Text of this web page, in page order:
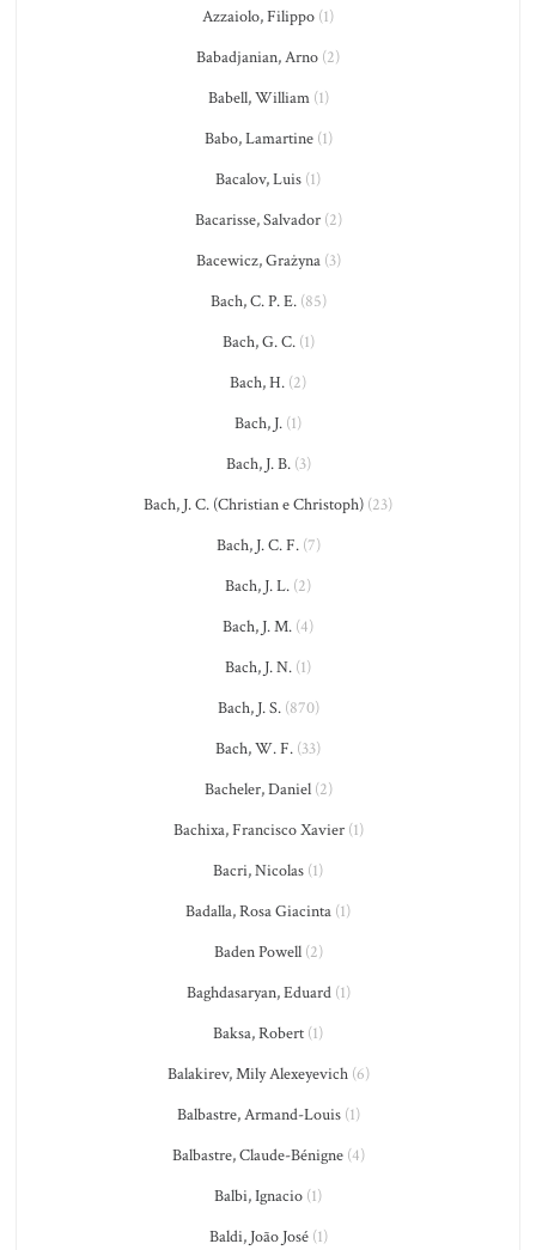
Azzaiolo, Filippo (1)
Babadjanian, Arno (2)
Babell, William(1)
Babo, Lamartine(1)
Bacalov, Luis (1)
Bacarisse, Salvador(2)
Bacewicz, Grażyna(3)
Bach, C. P. E.(85)
Bach, G. C.(1)
Bach, H. (2)
Bach, J. (1)
Bach, J. B.(3)
Bach, J. C. (Christian e Christoph) (23)
Bach, J. C. F.(7)
Bach, J. L. (2)
Bach, J. M. (4)
Bach, J. N. (1)
Bach, J. S.(870)
Bach, W. F. (33)
Bacheler, Daniel(2)
Bachixa, Francisco Xavier(1)
Bacri, Nicolas (1)
Badalla, Rosa Giacinta (1)
Baden Powell(2)
Baghdasaryan, Eduard(1)
Baksa, Robert (1)
Balakirev, Mily Alexeyevich(6)
Balbastre, Armand-Louis(1)
Balbastre, Claude-Bénigne(4)
Balbi, Ignacio (1)
Baldi, João José(1)